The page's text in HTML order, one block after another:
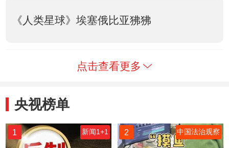
《人类星球》埃塞俄比亚狒狒
点击查看更多
央视榜单
1 新闻1+1 2 中国法治观察